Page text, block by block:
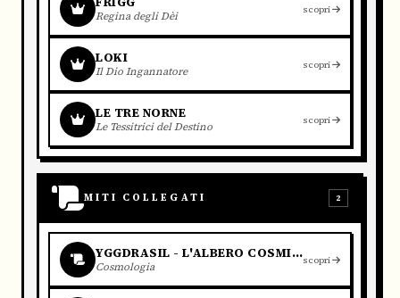
Regina degli Dèi scopri
LOKI
Il Dio Ingannatore scopri
LE TRE NORNE
Le Tessitrici del Destino scopri
MITI COLLEGATI 2
YGGDRASIL - L'ALBERO COSMICO
Cosmologia scopri